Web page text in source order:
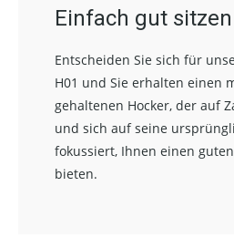
Einfach gut sitzen
Entscheiden Sie sich für
H01 und Sie erhalten einen
gehaltenen Hocker, der auf
und sich auf seine
fokussiert, Ihnen einen
bieten.